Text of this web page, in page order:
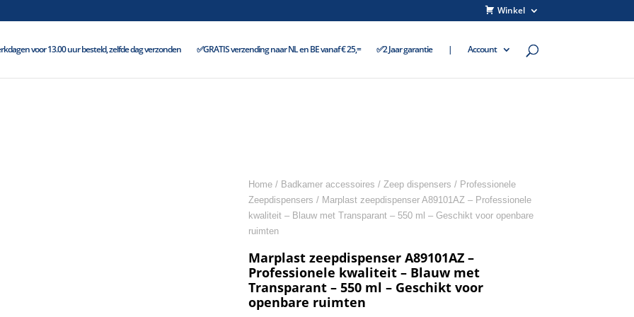
Winkel
voor 13.00 uur besteld, zelfde dag verzonden ✅GRATIS verzending naar NL en BE vanaf € 25,= ✅2 Jaar garantie | Account
Home/ Badkamer accessoires / Zeep dispensers / Professionele
Zeepdispensers / Marplast zeepdispenser A89101AZ – Professionele
kwaliteit – Blauw met Transparant – 550 ml – Geschikt voor openbare
ruimten
Marplast zeepdispenser A89101AZ –
Professionele kwaliteit – Blauw met
Transparant – 550 ml – Geschikt voor
openbare ruimten